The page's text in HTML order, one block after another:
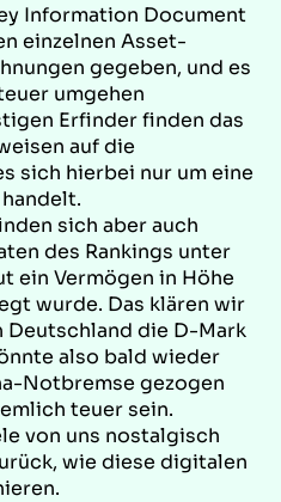
Information Document
einzelnen Asset-
gegeben, und es
umgehen
Erfinder finden das
auf die
sich hierbei nur um eine
sich aber auch
des Rankings unter
ein Vermögen in Höhe
wurde. Das klären wir
die D-Mark
also bald wieder
Notbremse gezogen
teuer sein.
von uns nostalgisch
wie diese digitalen